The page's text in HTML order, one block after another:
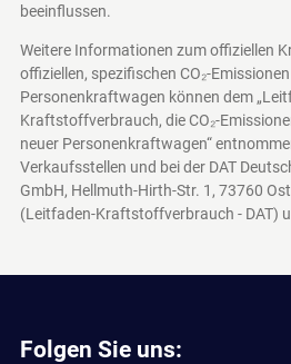
beeinflussen.
Weitere Informationen zum offiziellen
offiziellen, spezifischen CO₂-
Personenkraftwagen können dem
Kraftstoffverbrauch, die CO₂-
neuer Personenkraftwagen“
Verkaufsstellen und bei der DAT
GmbH, Hellmuth-Hirth-Str. 1, 73760
(Leitfaden-Kraftstoffverbrauch - DAT)
Folgen Sie uns: